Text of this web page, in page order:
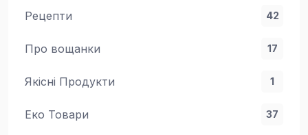
Рецепти 42
Про вощанки 17
Якісні Продукти 1
Еко Товари 37